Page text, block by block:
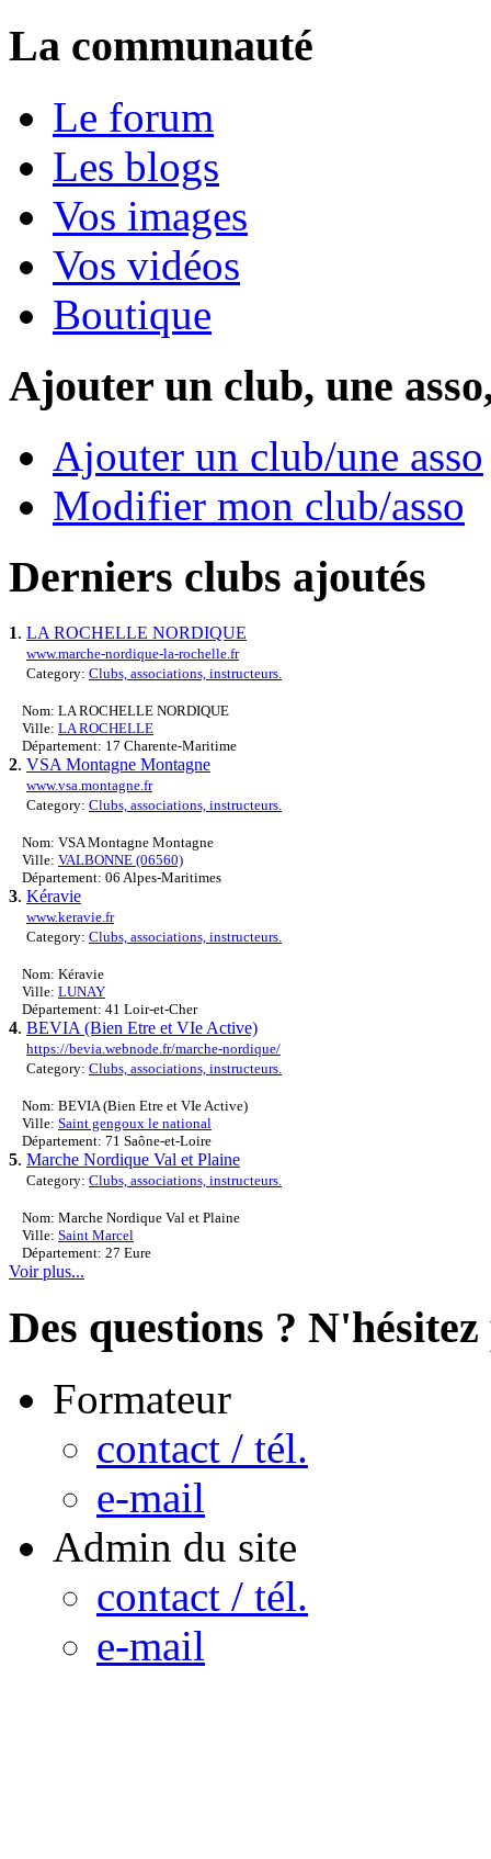
La communauté
Le forum
Les blogs
Vos images
Vos vidéos
Boutique
Ajouter un club, une
Ajouter un club/une asso
Modifier mon club/asso
Derniers clubs ajoutés
1. LA ROCHELLE NORDIQUE
www.marche-nordique-la-rochelle.fr
Category: Clubs, associations, instructeurs.
Nom: LA ROCHELLE NORDIQUE
Ville: LA ROCHELLE
Département: 17 Charente-Maritime
2. VSA Montagne Montagne
www.vsa.montagne.fr
Category: Clubs, associations, instructeurs.
Nom: VSA Montagne Montagne
Ville: VALBONNE (06560)
Département: 06 Alpes-Maritimes
3. Kéravie
www.keravie.fr
Category: Clubs, associations, instructeurs.
Nom: Kéravie
Ville: LUNAY
Département: 41 Loir-et-Cher
4. BEVIA (Bien Etre et VIe Active)
https://bevia.webnode.fr/marche-nordique/
Category: Clubs, associations, instructeurs.
Nom: BEVIA (Bien Etre et VIe Active)
Ville: Saint gengoux le national
Département: 71 Saône-et-Loire
5. Marche Nordique Val et Plaine
Category: Clubs, associations, instructeurs.
Nom: Marche Nordique Val et Plaine
Ville: Saint Marcel
Département: 27 Eure
Voir plus...
Des questions ?
Formateur
contact / tél.
e-mail
Admin du site
contact / tél.
e-mail